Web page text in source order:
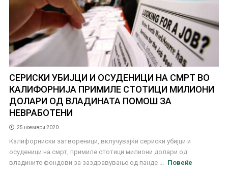
СЕРИСКИ УБИЈЦИ И ОСУДЕНИЦИ НА СМРТ ВО
КАЛИФОРНИЈА ПРИМИЛЕ СТОТИЦИ МИЛИОНИ
ДОЛАРИ ОД ВЛАДИНАТА ПОМОШ ЗА
НЕВРАБОТЕНИ
25 ноември 2020
Калифорниски затвореници, вклучувајќи сериски убијци и
осуденици на смрт, примиле стотици милиони долари од
владините фондови за заздравување од панде ...
Повеќе